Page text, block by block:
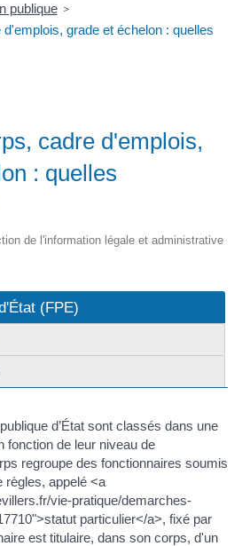
publique >
grade et échelon : quelles
cadre d'emplois,
: quelles
de l'information légale et administrative
(FPE)
d’État sont classés dans une
fonction de leur niveau de
regroupe des fonctionnaires soumis
règles, appelé <a
vie-pratique/demarches-
particulier</a>, fixé par
est titulaire, dans son corps, d'un